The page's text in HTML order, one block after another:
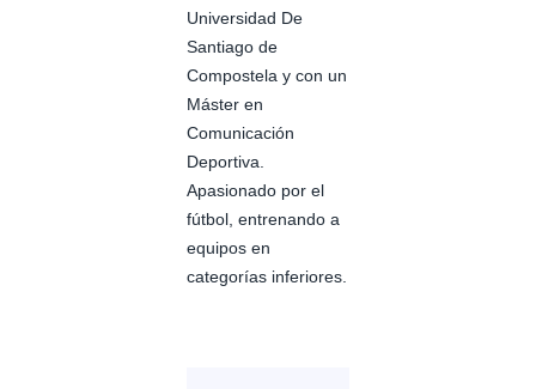
Universidad De
Santiago de
Compostela y con un
Máster en
Comunicación
Deportiva.
Apasionado por el
fútbol, entrenando a
equipos en
categorías inferiores.